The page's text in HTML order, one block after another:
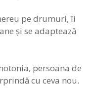
pe drumuri, îi
şi se adaptează
persoana de
cu ceva nou.